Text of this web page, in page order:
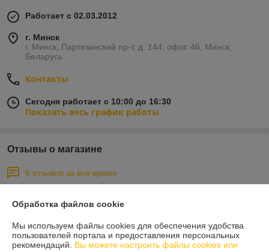
Работает с 02.03.2012
г. Минск
г. Минск, Партизанский пр-т, д. 144, офис 46, Минск,
Беларусь
Контакты
Сегодня работает с 10:00 до 16:30
Показать весь график работы
Отзывы о магазине
6 отзывов за всё время
Заказала мужу в подарок нивелир. Связались быстро, всё подробно
Обработка файлов cookie
Мы используем файлы cookies для обеспечения удобства
пользователей портала и предоставления персональных
рекомендаций. Вы можете настроить файлы cookies или